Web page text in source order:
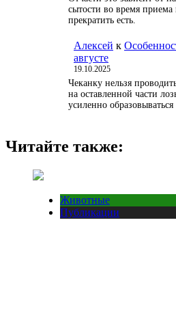
сытости во время приема
прекратить есть.
Алексей к
августе
19.10.2025
Чеканку нельзя
на оставленной части
усиленно образовываться
Читайте также:
Животные
Публикации